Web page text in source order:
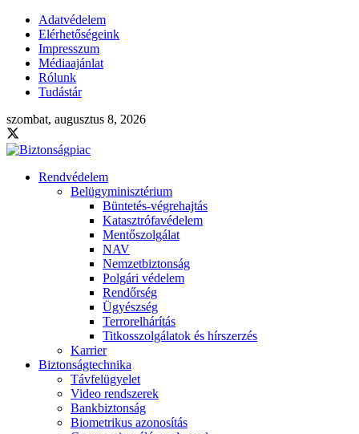
Adatvédelem
Elérhetőségeink
Impresszum
Médiaajánlat
Rólunk
Tudástár
szombat, augusztus 8, 2026
Rendvédelem
Belügyminisztérium
Büntetés-végrehajtás
Katasztrófavédelem
Mentőszolgálat
NAV
Nemzetbiztonság
Polgári védelem
Rendőrség
Ügyészség
Terrorelhárítás
Titkosszolgálatok és hírszerzés
Karrier
Biztonságtechnika
Távfelügyelet
Video rendszerek
Bankbiztonság
Biometrikus azonosítás